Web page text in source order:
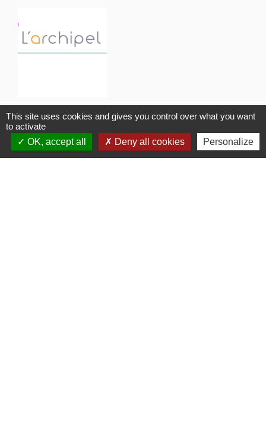
ACTIVITES ARCHIPEL
Informations
This site uses cookies and gives you control over what you want
to activate
OK, accept all
Deny all cookies Personalize